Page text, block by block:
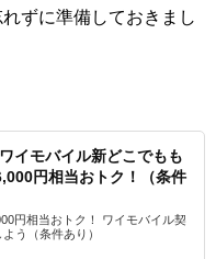
ずに準備しておきまし
イモバイル新どこでもも
円相当おトク！（条件
円相当おトク！ ワイモバイル契
う（条件あり）